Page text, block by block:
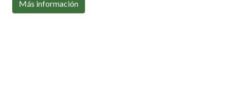
Con toda la conectividad que necesitas